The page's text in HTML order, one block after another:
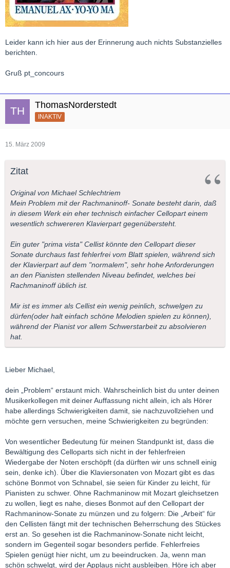
Leider kann ich hier aus der Erinnerung auch nichts Substanzielles
berichten.
Gruß pt_concours
ThomasNorderstedt
INAKTIV
15. März 2009
Zitat
Original von Michael Schlechtriem
Mein Problem mit der Rachmaninoff- Sonate besteht darin, daß
in diesem Werk ein eher technisch einfacher Cellopart einem
wesentlich schwereren Klavierpart gegenübersteht.
Ein guter "prima vista" Cellist könnte den Cellopart dieser
Sonate durchaus fast fehlerfrei vom Blatt spielen, während sich
der Klavierpart auf dem "normalem", sehr hohe Anforderungen
an den Pianisten stellenden Niveau befindet, welches bei
Rachmaninoff üblich ist.
Mir ist es immer als Cellist ein wenig peinlich, schwelgen zu
dürfen(oder halt einfach schöne Melodien spielen zu können),
während der Pianist vor allem Schwerstarbeit zu absolvieren
hat.
Lieber Michael,
dein „Problem“ erstaunt mich. Wahrscheinlich bist du unter deinen
Musikerkollegen mit deiner Auffassung nicht allein, ich als Hörer
habe allerdings Schwierigkeiten damit, sie nachzuvollziehen und
möchte gern versuchen, meine Schwierigkeiten zu begründen:
Von wesentlicher Bedeutung für meinen Standpunkt ist, dass die
Bewältigung des Celloparts sich nicht in der fehlerfreien
Wiedergabe der Noten erschöpft (da dürften wir uns schnell einig
sein, denke ich). Über die Klaviersonaten von Mozart gibt es das
schöne Bonmot von Schnabel, sie seien für Kinder zu leicht, für
Pianisten zu schwer. Ohne Rachmaninow mit Mozart gleichsetzen
zu wollen, liegt es nahe, dieses Bonmot auf den Cellopart der
Rachmaninow-Sonate zu münzen und zu folgern: Die „Arbeit“ für
den Cellisten fängt mit der technischen Beherrschung des Stückes
erst an. So gesehen ist die Rachmaninow-Sonate nicht leicht,
sondern im Gegenteil sogar besonders perfide. Fehlerfreies
Spielen genügt hier nicht, um zu beeindrucken. Ja, wenn man
schön schwelgt, wird der Applaus nicht ausbleiben. Höre ich aber